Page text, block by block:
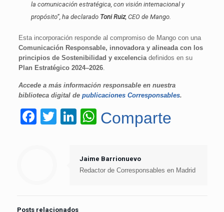
la comunicación estratégica, con visión internacional y
propósito”, ha declarado Toni Ruiz, CEO de Mango.
Esta incorporación responde al compromiso de Mango con una
Comunicación Responsable, innovadora y alineada con los
principios de Sostenibilidad y excelenciadefinidos en su
Plan Estratégico 2024–2026.
Accede a más información responsable en nuestra
biblioteca digital depublicaciones Corresponsables.
Facebook
TwitterLinkedIn
WhatsApp
Comparte
Jaime Barrionuevo
Redactor de Corresponsables en Madrid
Posts relacionados